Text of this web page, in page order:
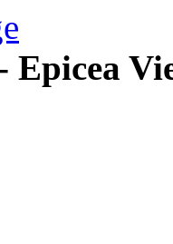
Epicea